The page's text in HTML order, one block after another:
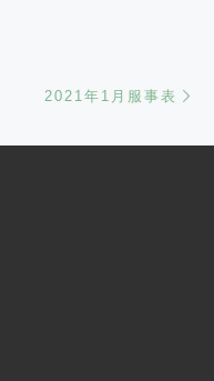
2021年1月服事表